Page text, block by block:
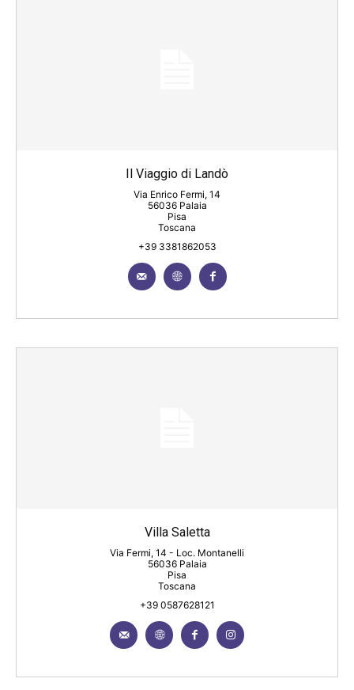
Il Viaggio di Landò
Via Enrico Fermi, 14
56036 Palaia
Pisa
Toscana
+39 3381862053
Villa Saletta
Via Fermi, 14 - Loc. Montanelli
56036 Palaia
Pisa
Toscana
+39 0587628121